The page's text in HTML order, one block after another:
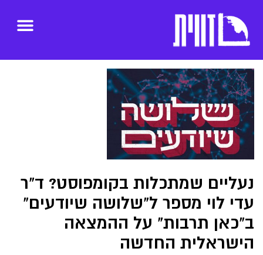
נעליים שמתכלות בקומפוסט? ד"ר
עדי לוי מספר ל"שלושה שיודעים"
ב"כאן תרבות" על ההמצאה
הישראלית החדשה